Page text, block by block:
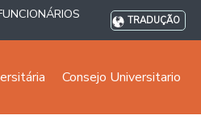
TRADUÇÃO
Consejo Universitario